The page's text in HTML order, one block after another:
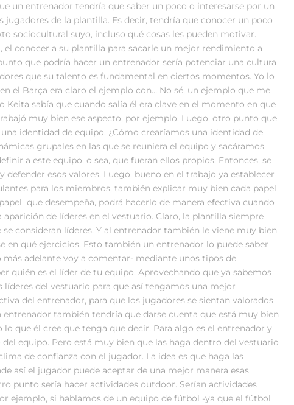
un entrenador tendría que saber un poco o interesarse por un
de la plantilla. Es decir, tendría que conocer un poco
sociocultural suyo, incluso qué cosas les pueden motivar.
el conocer a su plantilla para sacarle un mejor rendimiento a
que podría hacer un entrenador sería potenciar una cultura
que su talento es fundamental en ciertos momentos. Yo lo
el Barça era claro el ejemplo con… No sé, un ejemplo que me
Keita sabía que cuando salía él era clave en el momento en que
muy bien ese aspecto, por ejemplo. Luego, otro punto que
identidad de equipo. ¿Cómo crearíamos una identidad de
grupales en las que se reuniera el equipo y sacáramos
a este equipo, o sea, que fueran ellos propios. Entonces, se
esos valores. Luego, bueno en el trabajo ya establecer
para los miembros, también explicar muy bien cada papel
que desempeña, podrá hacerlo de manera efectiva cuando
de líderes en el vestuario. Claro, la plantilla siempre
consideran líderes. Y al entrenador también le viene muy bien
en qué ejercicios. Esto también un entrenador lo puede saber
adelante voy a comentar- mediante unos tipos de
quién es el líder de tu equipo. Aprovechando que ya sabemos
del vestuario para que así tengamos una mejor
del entrenador, para que los jugadores se sientan valorados
entrenador también tendría que darse cuenta que está muy bien
que él cree que tenga que decir. Para algo es el entrenador y
equipo. Pero está muy bien que las haga dentro del vestuario
de confianza con el jugador. La idea es que haga las
así el jugador puede aceptar de una mejor manera esas
punto sería hacer actividades outdoor. Serían actividades
ejemplo, si hablamos de un equipo de fútbol -ya que el fútbol